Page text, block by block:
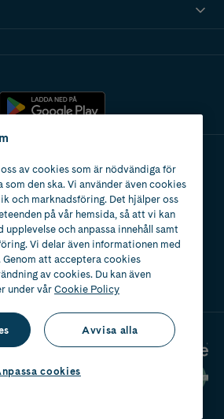
av cookies som är nödvändiga för
som den ska. Vi använder även cookies
och marknadsföring. Det hjälper oss
på vår hemsida, så att vi kan
upplevelse och anpassa innehåll samt
Vi delar även informationen med
att acceptera cookies
av cookies. Du kan även
under vårCookie Policy
Avvisa alla
cookies